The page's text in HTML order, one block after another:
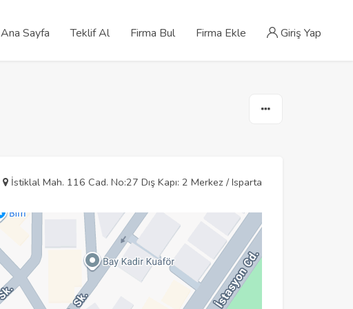
Ana Sayfa Teklif Al Firma Bul Firma Ekle Giriş Yap
İstiklal Mah. 116 Cad. No:27 Dış Kapı: 2 Merkez / Isparta